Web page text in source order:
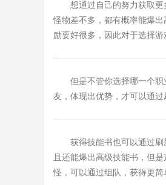
想通过自己的努力获取更
怪物差不多，都有概率能爆
励要好很多，因此对于选择
但是不管你选择哪一个
友，体现出优势，才可以通过
获得技能书也可以通过
且还能爆出高级技能书，但
怪，可以通过组队，获得更简